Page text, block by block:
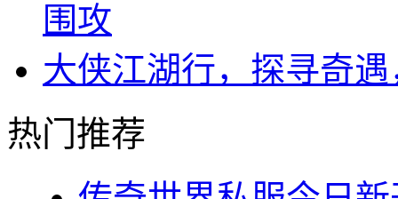
围攻
大侠江湖行，探寻奇
热门推荐